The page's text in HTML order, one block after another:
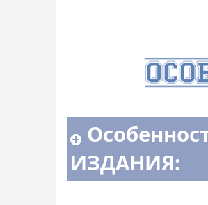
ИЗДАНИЯ: